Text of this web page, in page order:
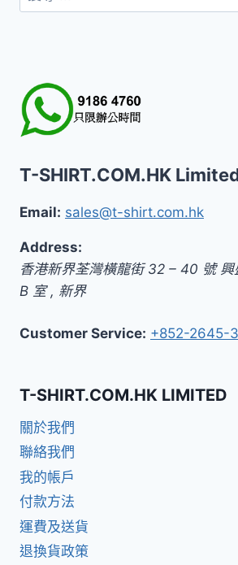
尋
T-SHIRT.COM.HK
Email: sales@t-shirt.com.hk
Address:
香港新界荃灣橫龍街 32 – 40 號 興
B 室, 新界
Customer Service: +852-2645-
T-SHIRT.COM.HK LIMITED
關於我們
聯絡我們
我的帳戶
付款方法
運費及送貨
退換貨政策